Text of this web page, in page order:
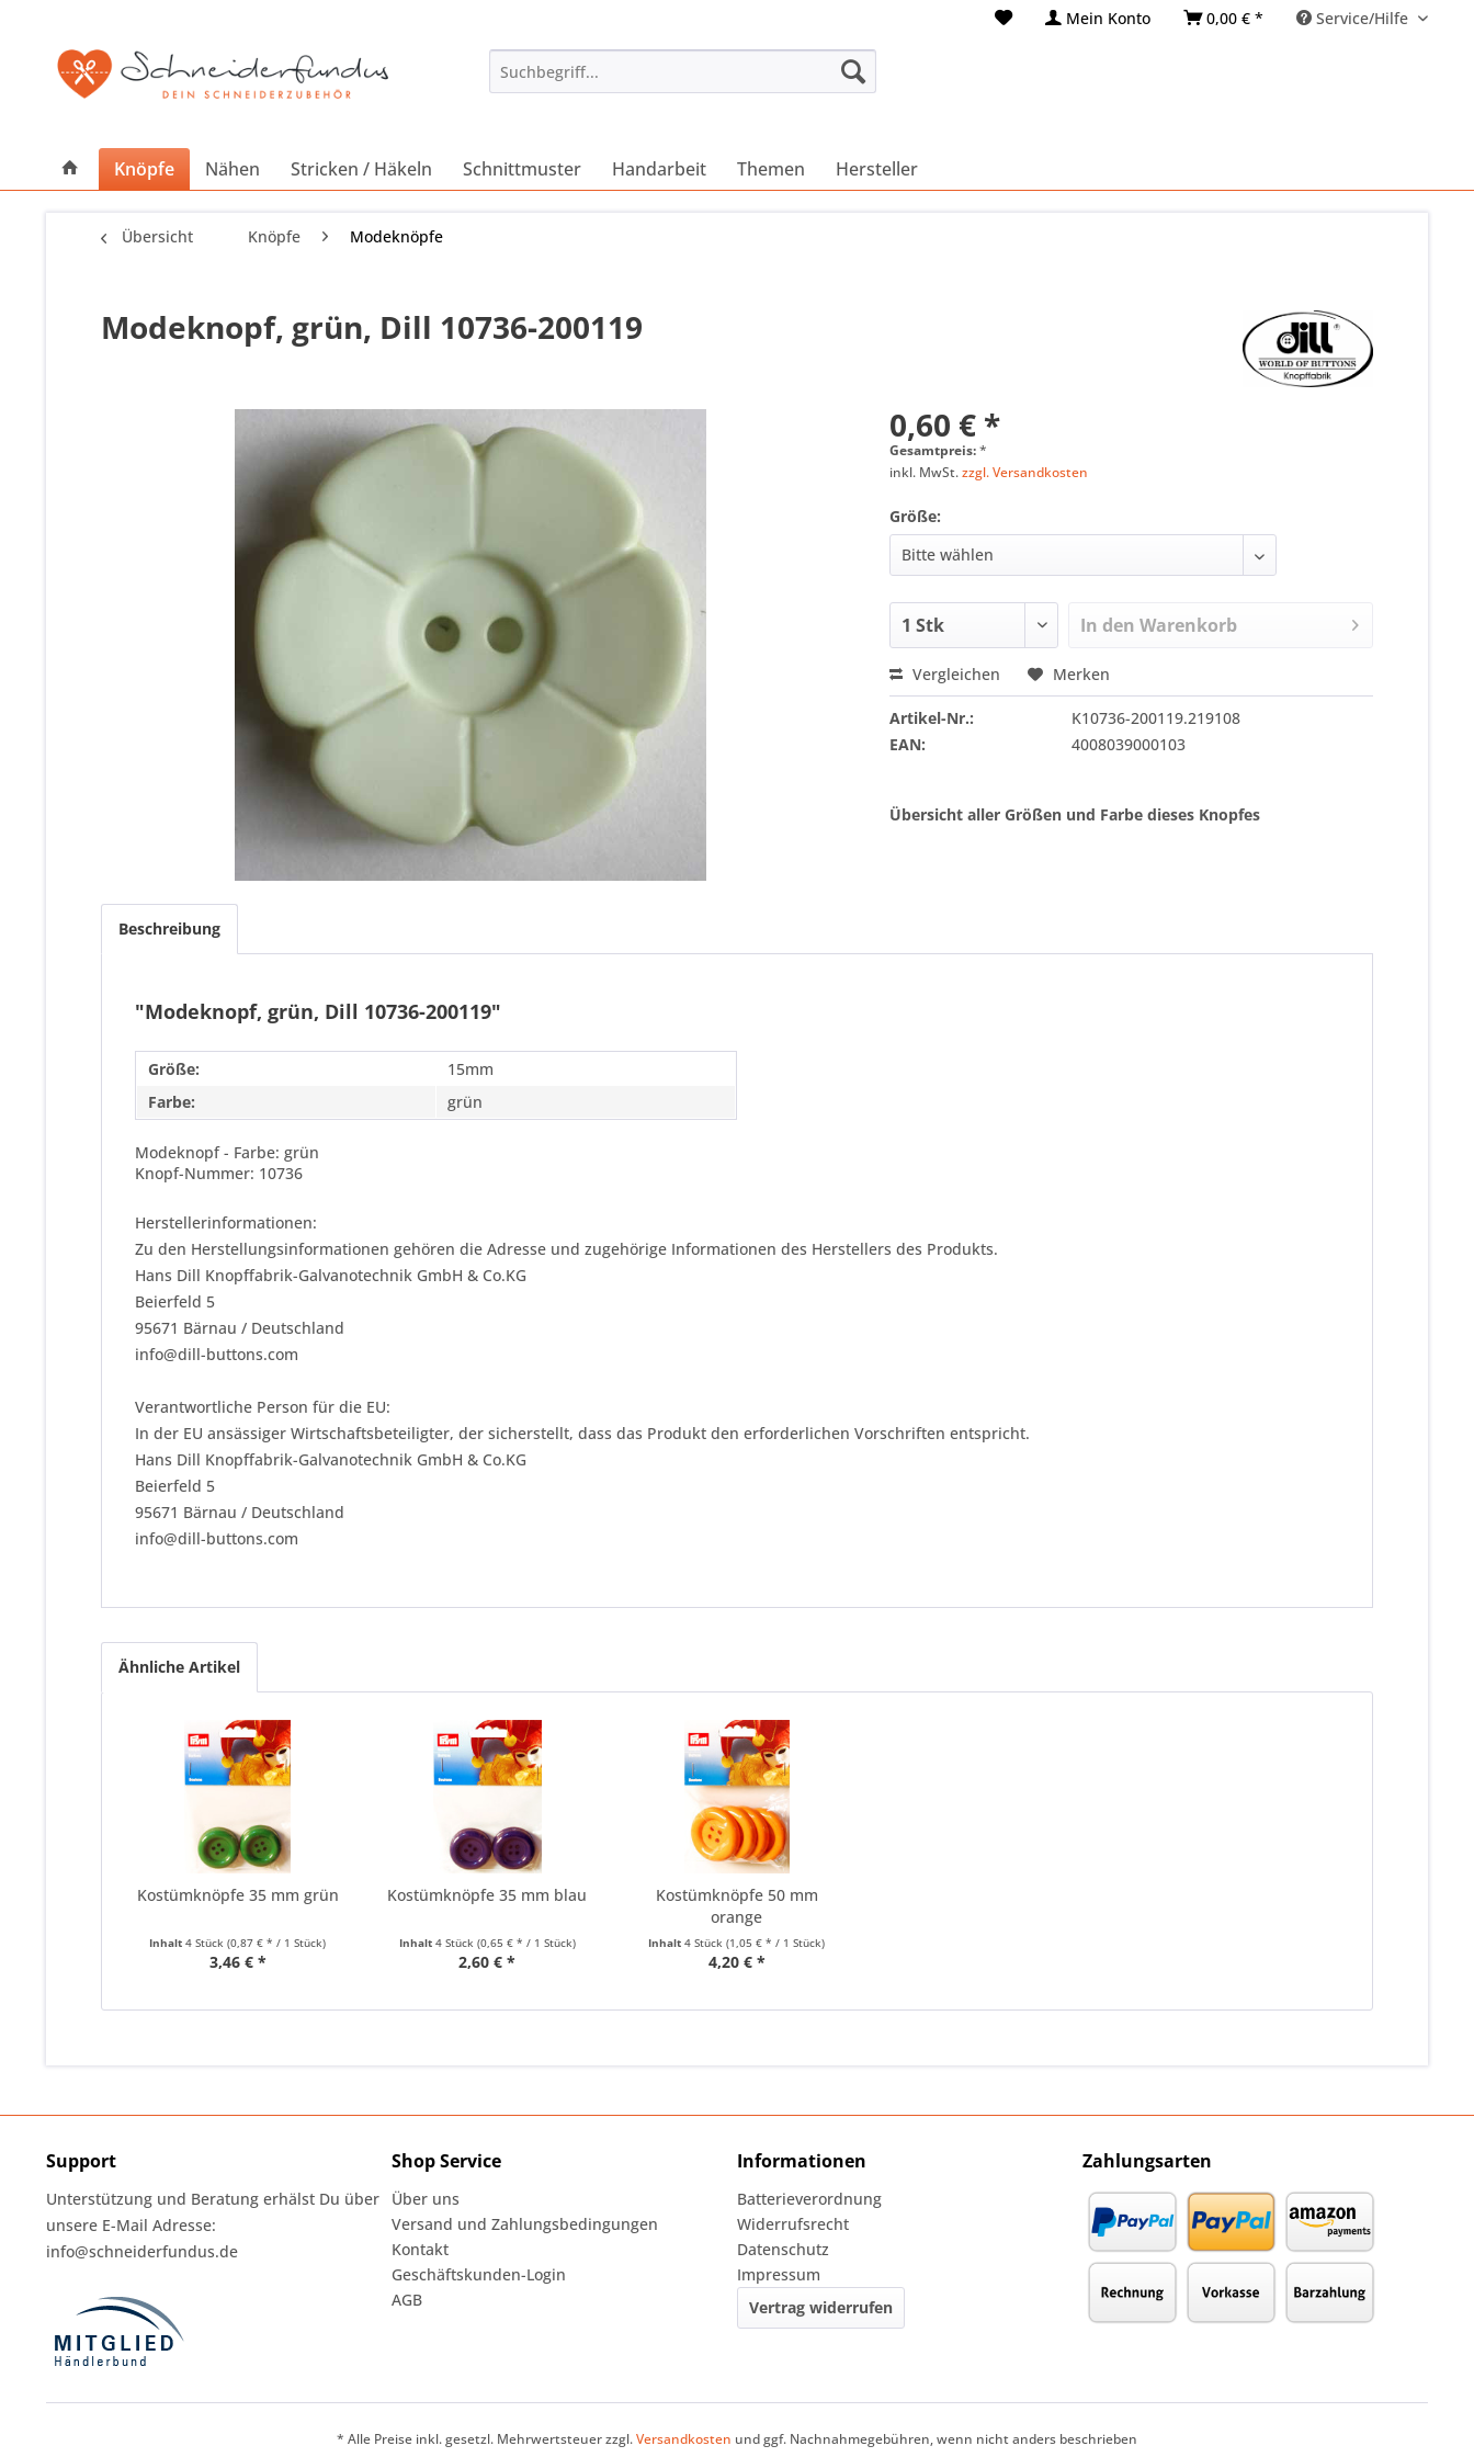
Mein Konto 0,00 € * Service/Hilfe
Knöpfe Nähen Stricken / Häkeln Schnittmuster Handarbeit Themen Hersteller
Übersicht Knöpfe Modeknöpfe
Modeknopf, grün, Dill 10736-200119
0,60 € *
Gesamtpreis:*
inkl. MwSt.zzgl. Versandkosten
Größe:
In den Warenkorb
Vergleichen Merken
Artikel-Nr.:
K10736-200119.219108
EAN:
4008039000103
Übersicht aller Größen und Farbe dieses Knopfes
Beschreibung
"Modeknopf, grün, Dill 10736-200119"
Größe:
15mm
Farbe:
grün
Modeknopf - Farbe: grün
Knopf-Nummer: 10736
Herstellerinformationen:
Zu den Herstellungsinformationen gehören die Adresse und zugehörige Informationen des Herstellers des Produkts.
Hans Dill Knopffabrik-Galvanotechnik GmbH & Co.KG
Beierfeld 5
95671 Bärnau / Deutschland
info@dill-buttons.com
Verantwortliche Person für die EU:
In der EU ansässiger Wirtschaftsbeteiligter, der sicherstellt, dass das Produkt den erforderlichen Vorschriften entspricht.
Hans Dill Knopffabrik-Galvanotechnik GmbH & Co.KG
Beierfeld 5
95671 Bärnau / Deutschland
info@dill-buttons.com
Ähnliche Artikel
Kostümknöpfe 35 mm grün
Inhalt4 Stück(0,87 € * / 1 Stück)
3,46 € *
Kostümknöpfe 35 mm blau
Inhalt 4 Stück (0,65 € * / 1 Stück)
2,60 € *
Kostümknöpfe 50 mm
orange
Inhalt4 Stück(1,05 € * / 1 Stück)
4,20 € *
Support
Unterstützung und Beratung erhälst Du über
unsere E-Mail Adresse:
info@schneiderfundus.de
Shop Service
Über uns
Versand und Zahlungsbedingungen
Kontakt
Geschäftskunden-Login
AGB
Informationen
Batterieverordnung
Widerrufsrecht
Datenschutz
Impressum
Vertrag widerrufen
Zahlungsarten
* Alle Preise inkl. gesetzl. Mehrwertsteuer zzgl.Versandkosten und ggf. Nachnahmegebühren, wenn nicht anders beschrieben